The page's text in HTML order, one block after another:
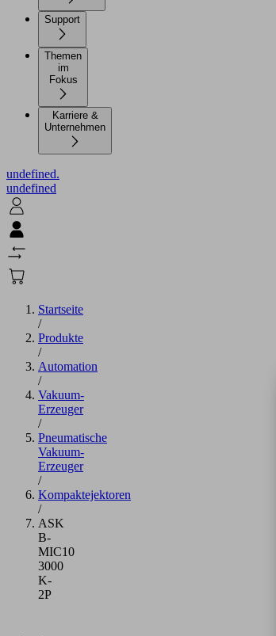
Support
Themen
im
Karriere &
Unternehmen
undefined.
undefined
Startseite
/
Produkte
/
Automation
/
Vakuum-
Erzeuger
/
Pneumatische
Vakuum-
Erzeuger
/
Kompaktejektoren
/
ASK
B-
MIC10
3000
K-
2P